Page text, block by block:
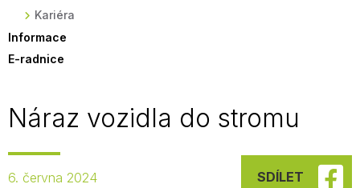
Kariéra
Informace
E-radnice
Náraz vozidla do stromu
6. června 2024 SDÍLET